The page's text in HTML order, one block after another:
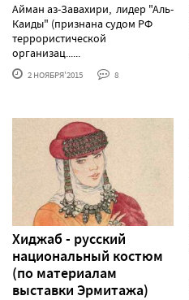
Айман аз-Завахири, лидер "Аль-
Каиды" (признана судом РФ
террористической
организац......
2 НОЯБРЯ'2015 8
Хиджаб - русский
национальный костюм
(по материалам
выставки Эрмитажа)